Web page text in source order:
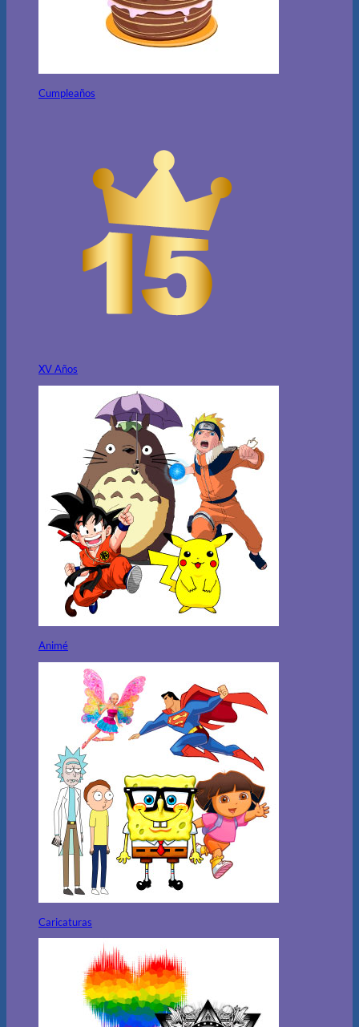
Cumpleaños
XV Años
Animé
Caricaturas